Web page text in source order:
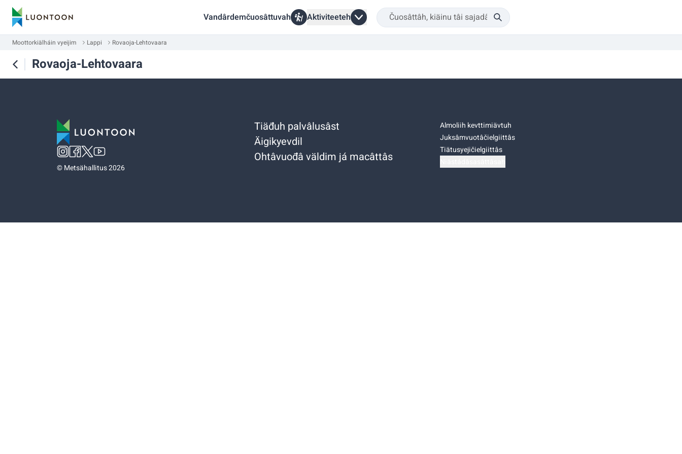
Vandârdemčuosâttuvah Aktiviteeteh
Moottorkiälháin vyeijim Lappi Rovaoja-Lehtovaara
Rovaoja-Lehtovaara
©Metsähallitus 2026
Tiäđuh palvâlusâst
Äigikyevdil
Ohtâvuođâ väldim já macâttâs
Almoliih kevttimiävtuh
Juksâmvuotâčielgiittâs
Tiätusyejičielgiittâs